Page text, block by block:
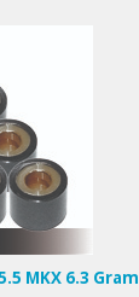
MKX 6.3 Gram